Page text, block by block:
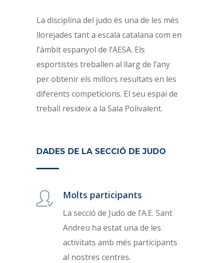
La disciplina del judo és una de les més
llorejades tant a escala catalana com en
l’àmbit espanyol de l’AESA. Els
esportistes treballen al llarg de l’any
per obtenir els millors resultats en les
diferents competicions. El seu espai de
treball resideix a la Sala Polivalent.
DADES DE LA SECCIÓ DE JUDO
Molts participants
La secció de Judo de l’A.E. Sant
Andreu ha estat una de les
activitats amb més participants
al nostres centres.